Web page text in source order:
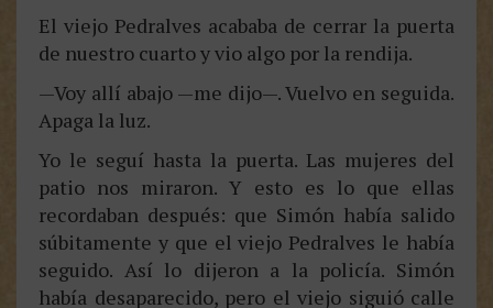
El viejo Pedralves acababa de cerrar la puerta
de nuestro cuarto y vio algo por la rendija.
—Voy allí abajo —me dijo—. Vuelvo en seguida.
Apaga la luz.
Yo le seguí hasta la puerta. Las mujeres del
patio nos miraron. Y esto es lo que ellas
recordaban después: que Simón había salido
súbitamente y que el viejo Pedralves le había
seguido. Así lo dijeron a la policía. Simón
había desaparecido, pero el viejo siguió calle